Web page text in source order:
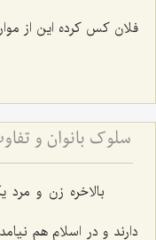
فلان کس کرده این از
سلوک بانوان و
بالاخره زن و
دارند و در اسلام هم